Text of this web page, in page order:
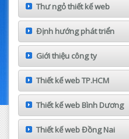
Thư ngỏ thiết kế web
Định hướng phát triển
Giới thiệu công ty
Thiết kế web TP.HCM
Thiết kế web Bình Dương
Thiết kế web Đồng Nai